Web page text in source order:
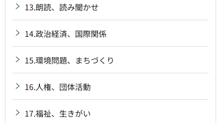
13.朗読、読み聞かせ
14.政治経済、国際関係
15.環境問題、まちづくり
16.人権、団体活動
17.福祉、生きがい